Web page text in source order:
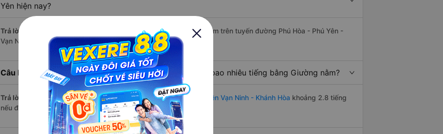
Yên hiện nay?
Trả lời:
Tính tới thời điểm hiện nay thì có 3 nhà xe có xe Giường nằm trên tuyến đường Phú Hòa - Phú Yên -
Vạn Ninh - Khánh Hòa hiện nay
Câu hỏi: Từ Phú Hòa - Phú Yên đi Vạn Ninh - Khánh Hòa bao nhiêu tiếng bằng Giường nằm?
Trả lời: Thời gian di chuyển bằngxe Giường nằm Phú Hòa - Phú Yên Vạn Ninh - Khánh Hòa khoảng 2.8 tiếng
nếu đường đi khá thuận lợi